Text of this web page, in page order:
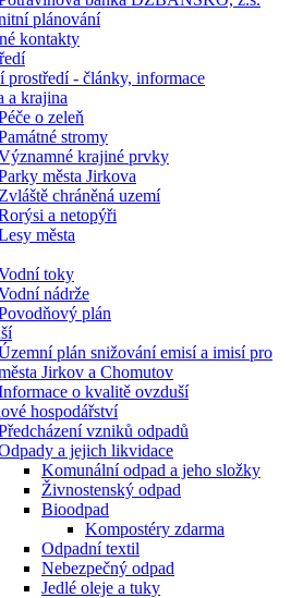
plánování
kontakty
prostředí - články, informace
a krajina
o zeleň
stromy
krajiné prvky
města Jirkova
Zvláště chráněná uzemí
a netopýři
města
toky
nádrže
plán
plán snižování emisí a imisí pro
Jirkov a Chomutov
o kvalitě ovzduší
hospodářství
vzniků odpadů
a jejich likvidace
Komunální odpad a jeho složky
Živnostenský odpad
Bioodpad
Kompostéry zdarma
Odpadní textil
Nebezpečný odpad
Jedlé oleje a tuky